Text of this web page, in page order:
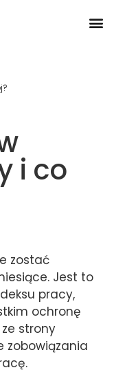
i co
zostać
Jest to
pracy,
ochronę
strony
zobowiązania